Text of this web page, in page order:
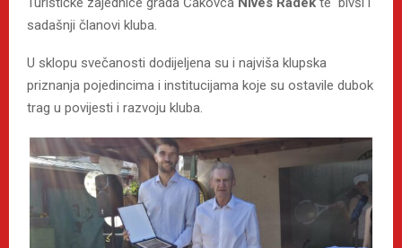
sadašnji članovi kluba.
U sklopu svečanosti dodijeljena su i najviša klupska
priznanja pojedincima i institucijama koje su ostavile dubok
trag u povijesti i razvoju kluba.